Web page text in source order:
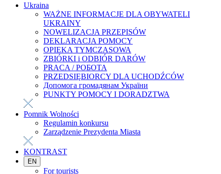
Ukraina
WAŻNE INFORMACJE DLA OBYWATELI
UKRAINY
NOWELIZACJA PRZEPISÓW
DEKLARACJA POMOCY
OPIEKA TYMCZASOWA
ZBIÓRKI i ODBIÓR DARÓW
PRACA / РОБОТА
PRZEDSIĘBIORCY DLA UCHODŹCÓW
Допомога громадянам України
PUNKTY POMOCY I DORADZTWA
Pomnik Wolności
Regulamin konkursu
Zarządzenie Prezydenta Miasta
KONTRAST
EN
For tourists